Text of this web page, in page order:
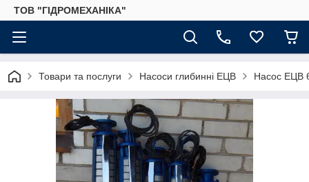
ТОВ "ГІДРОМЕХАНІКА"
Товари та послуги Насоси глибинні ЕЦВ Насос ЕЦВ